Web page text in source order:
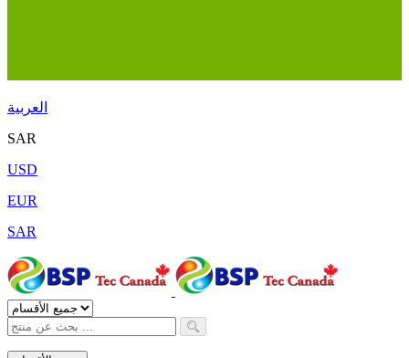
العربية
SAR
USD
EUR
SAR